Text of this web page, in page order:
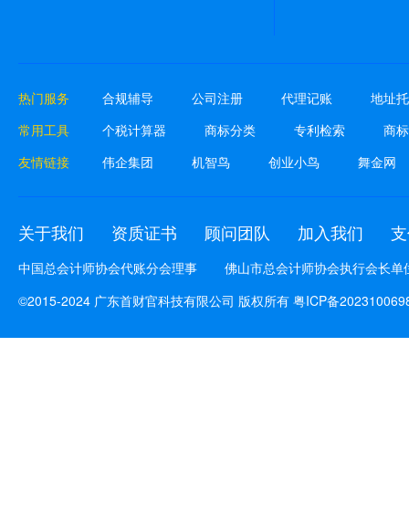
热门服务 合规辅导 公司注册 代理记账
地址
常用工具
个税计算器 商标分类 专利检索
商
友情链接
伟企集团 机智鸟 创业小鸟 舞金网
关于我们 资质证书 顾问团队 加入我们
中国总会计师协会代账分会理事
佛山市总会计师协会执行会长单
©2015-2024 广东首财官科技有限公司 版权所有 粤ICP备